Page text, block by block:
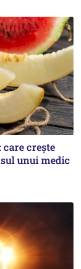
care crește
unui medic